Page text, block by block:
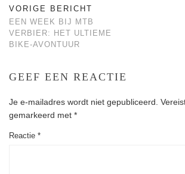
VORIGE BERICHT
EEN WEEK BIJ MTB
VERBIER: HET ULTIEME
BIKE-AVONTUUR
GEEF EEN REACTIE
Je e-mailadres wordt niet gepubliceerd.
gemarkeerd met *
Reactie *